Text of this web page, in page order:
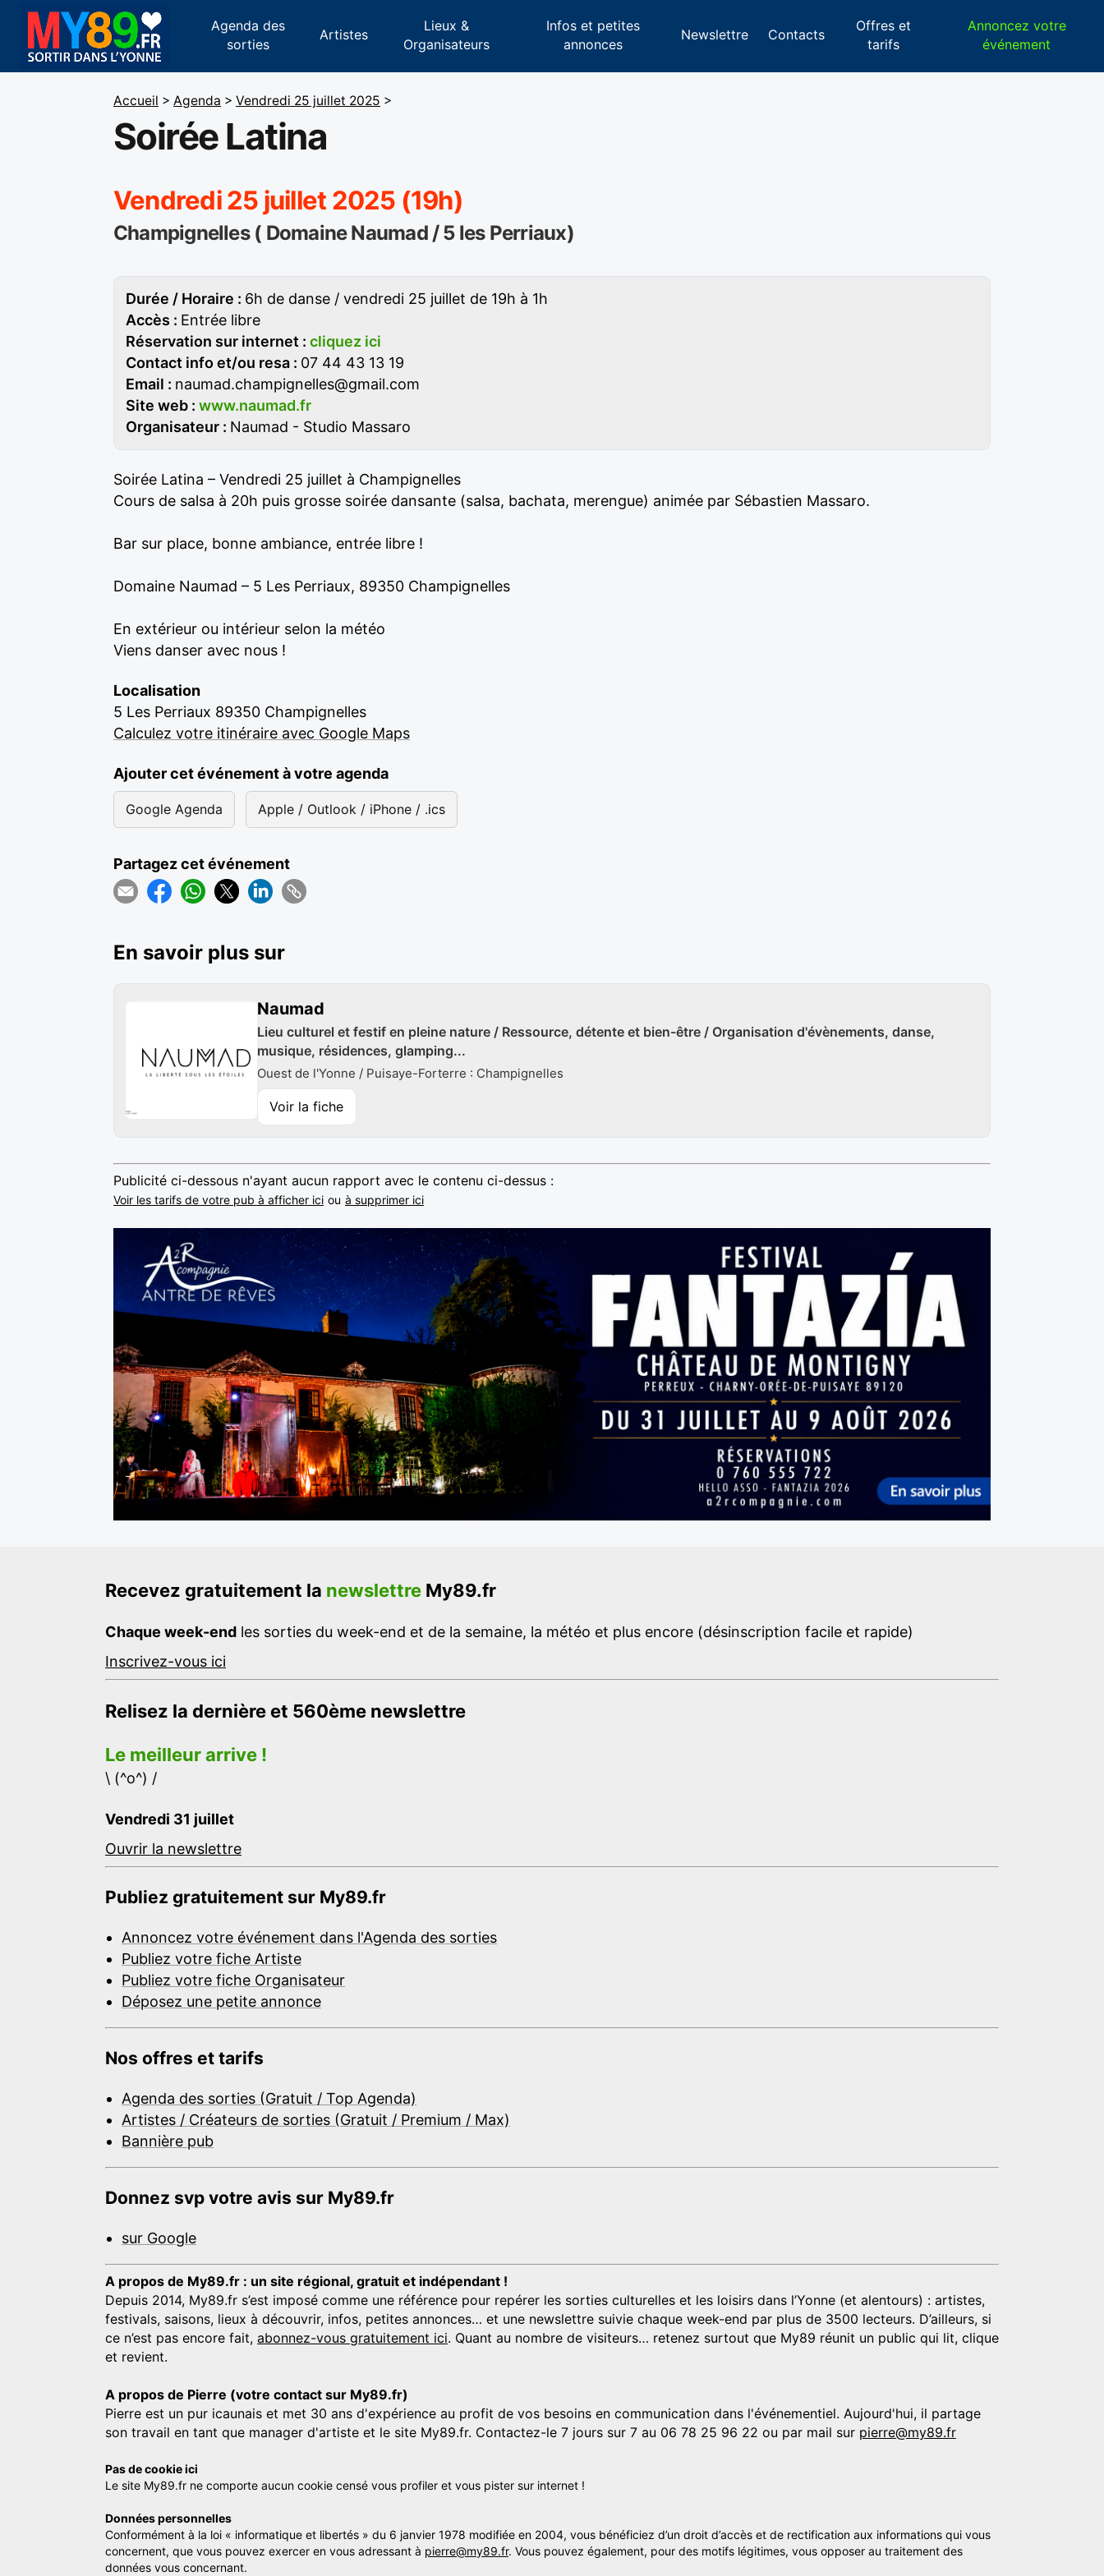
Agenda des
sorties
Artistes
Lieux &
Organisateurs
Infos et petites
annonces
Newslettre Contacts
Offres et
tarifs
Annoncez votre
événement
Accueil > Agenda > Vendredi 25 juillet 2025 >
Soirée Latina
Vendredi 25 juillet 2025 (19h)
Champignelles ( Domaine Naumad / 5 les Perriaux)
Durée / Horaire : 6h de danse / vendredi 25 juillet de 19h à 1h
Accès : Entrée libre
Réservation sur internet : cliquez ici
Contact info et/ou resa : 07 44 43 13 19
Email : naumad.champignelles@gmail.com
Site web : www.naumad.fr
Organisateur : Naumad - Studio Massaro
Soirée Latina – Vendredi 25 juillet à Champignelles
Cours de salsa à 20h puis grosse soirée dansante (salsa, bachata, merengue) animée par Sébastien Massaro.
Bar sur place, bonne ambiance, entrée libre !
Domaine Naumad – 5 Les Perriaux, 89350 Champignelles
En extérieur ou intérieur selon la météo
Viens danser avec nous !
Localisation
5 Les Perriaux 89350 Champignelles
Calculez votre itinéraire avec Google Maps
Ajouter cet événement à votre agenda
Google Agenda Apple / Outlook / iPhone / .ics
Partagez cet événement
En savoir plus sur
Naumad
Lieu culturel et festif en pleine nature / Ressource, détente et bien-être / Organisation d'évènements, danse,
musique, résidences, glamping...
Ouest de l'Yonne / Puisaye-Forterre : Champignelles
Voir la fiche
Publicité ci-dessous n'ayant aucun rapport avec le contenu ci-dessus :
Voir les tarifs de votre pub à afficher ici ou à supprimer ici
Recevez gratuitement la newslettre My89.fr
Chaque week-end les sorties du week-end et de la semaine, la météo et plus encore (désinscription facile et rapide)
Inscrivez-vous ici
Relisez la dernière et 560ème newslettre
Le meilleur arrive !
\ (^o^) /
Vendredi 31 juillet
Ouvrir la newslettre
Publiez gratuitement sur My89.fr
Annoncez votre événement dans l'Agenda des sorties
Publiez votre fiche Artiste
Publiez votre fiche Organisateur
Déposez une petite annonce
Nos offres et tarifs
Agenda des sorties (Gratuit / Top Agenda)
Artistes / Créateurs de sorties (Gratuit / Premium / Max)
Bannière pub
Donnez svp votre avis sur My89.fr
sur Google
A propos de My89.fr : un site régional, gratuit et indépendant !
Depuis 2014, My89.fr s’est imposé comme une référence pour repérer les sorties culturelles et les loisirs dans l’Yonne (et alentours) : artistes,
festivals, saisons, lieux à découvrir, infos, petites annonces… et une newslettre suivie chaque week-end par plus de 3500 lecteurs. D’ailleurs, si
ce n’est pas encore fait, abonnez-vous gratuitement ici. Quant au nombre de visiteurs… retenez surtout que My89 réunit un public qui lit, clique
et revient.
A propos de Pierre (votre contact sur My89.fr)
Pierre est un pur icaunais et met 30 ans d'expérience au profit de vos besoins en communication dans l'événementiel. Aujourd'hui, il partage
son travail en tant que manager d'artiste et le site My89.fr. Contactez-le 7 jours sur 7 au 06 78 25 96 22 ou par mail sur pierre@my89.fr
Pas de cookie ici
Le site My89.fr ne comporte aucun cookie censé vous profiler et vous pister sur internet !
Données personnelles
Conformément à la loi « informatique et libertés » du 6 janvier 1978 modifiée en 2004, vous bénéficiez d’un droit d’accès et de rectification aux informations qui vous
concernent, que vous pouvez exercer en vous adressant à pierre@my89.fr. Vous pouvez également, pour des motifs légitimes, vous opposer au traitement des
données vous concernant.